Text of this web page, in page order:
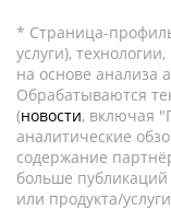
* Страница-
услуги),
на основе анализа
Обрабатываются
(новости, включая
аналитические
содержание
больше
или продукта/